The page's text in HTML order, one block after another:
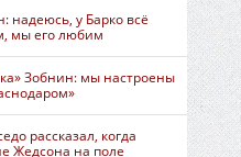
надеюсь, у Барко всё
мы его любим
Зобнин: мы настроены
рассказал, когда
Жедсона на поле